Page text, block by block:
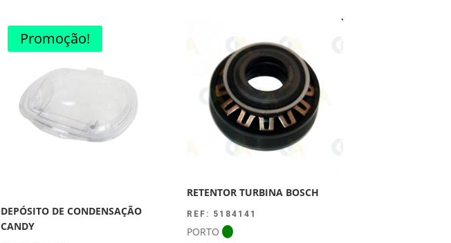
Promoção!
DEPÓSITO DE CONDENSAÇÃO
CANDY
RETENTOR TURBINA BOSCH
REF: 5184141
PORTO